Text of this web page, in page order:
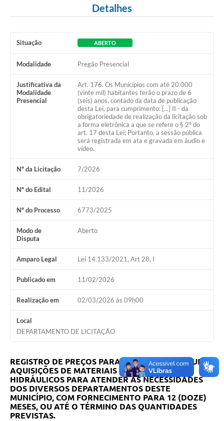
Detalhes
Situação ABERTO
Modalidade Pregão Presencial
Justificativa da
Modalidade
Presencial
Art. 176. Os Municípios com até 20.000
(vinte mil) habitantes terão o prazo de 6
(seis) anos, contado da data de publicação
desta Lei, para cumprimento: [...] II - da
obrigatoriedade de realização da licitação sob
a forma eletrônica a que se refere o § 2º do
art. 17 desta Lei; Portanto, a sessão pública
será registrada em ata e gravada em áudio e
vídeo.
Nº da Licitação 7/2026
Nº do Edital 11/2026
Nº do Processo 6773/2025
Modo de
Disputa
Aberto
Amparo Legal Lei 14.133/2021, Art 28, I
Publicado em 11/02/2026
Realização em 02/03/2026 às 09h00
Local
DEPARTAMENTO DE LICITAÇÃO
REGISTRO DE PREÇOS PARA EVENTUAIS E FUTURAS
AQUISIÇÕES DE MATERIAIS ELÉTRICOS E
HIDRÁULICOS PARA ATENDER AS NECESSIDADES
DOS DIVERSOS DEPARTAMENTOS DESTE
MUNICÍPIO, COM FORNECIMENTO PARA 12 (DOZE)
MESES, OU ATÉ O TÉRMINO DAS QUANTIDADES
PREVISTAS.